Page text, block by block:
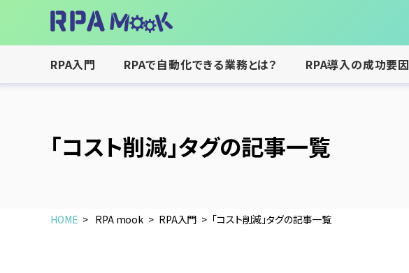
RPA入門 RPAで自動化できる業務とは？ RPA導入の成功要因
「コスト削減」タグの記事一覧
HOME RPA mook RPA入門 「コスト削減」タグの記事一覧